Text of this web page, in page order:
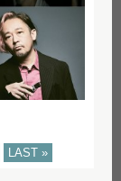
LAST »